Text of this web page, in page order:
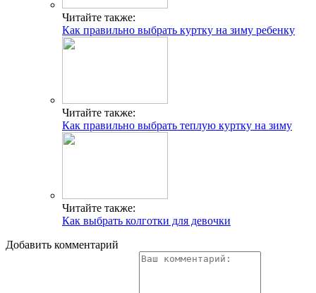
Читайте также:
Как правильно выбрать куртку на зиму ребенку
Читайте также:
Как правильно выбрать теплую куртку на зиму
Читайте также:
Как выбрать колготки для девочки
Добавить комментарий